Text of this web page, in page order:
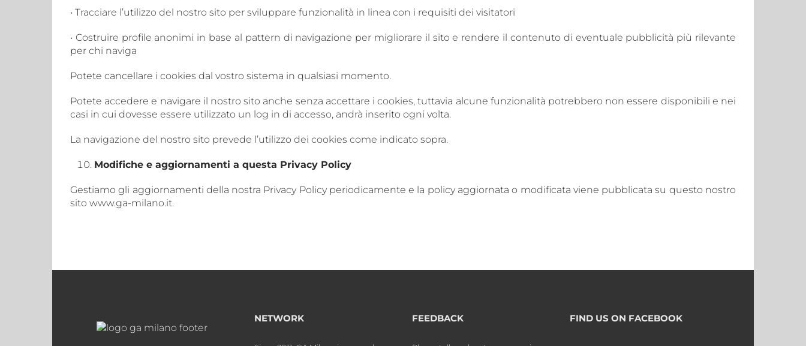
• Tracciare l’utilizzo del nostro sito per sviluppare funzionalità in linea con i requisiti dei visitatori
• Costruire profile anonimi in base al pattern di navigazione per migliorare il sito e rendere il contenuto di eventuale pubblicità più rilevante
per chi naviga
Potete cancellare i cookies dal vostro sistema in qualsiasi momento.
Potete accedere e navigare il nostro sito anche senza accettare i cookies, tuttavia alcune funzionalità potrebbero non essere disponibili e nei
casi in cui dovesse essere utilizzato un log in di accesso, andrà inserito ogni volta.
La navigazione del nostro sito prevede l’utilizzo dei cookies come indicato sopra.
Modifiche e aggiornamenti a questa Privacy Policy
Gestiamo gli aggiornamenti della nostra Privacy Policy periodicamente e la policy aggiornata o modificata viene pubblicata su questo nostro
sito www.ga-milano.it.
NETWORK FEEDBACK FIND US ON FACEBOOK